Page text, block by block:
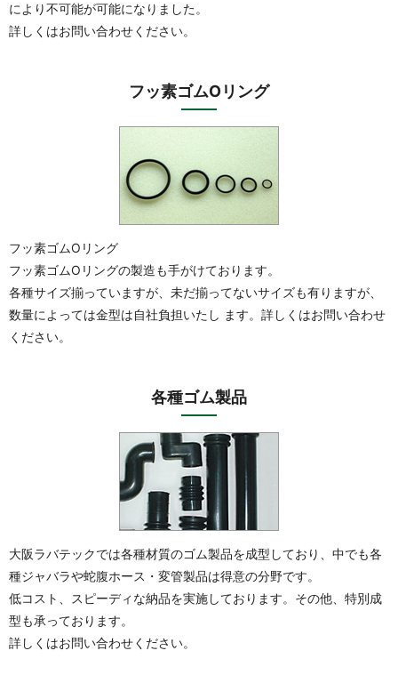
により不可能が可能になりました。
詳しくはお問い合わせください。
フッ素ゴムOリング
フッ素ゴムOリング
フッ素ゴムOリングの製造も手がけております。
各種サイズ揃っていますが、未だ揃ってないサイズも有りますが、
数量によっては金型は自社負担いたし ます。詳しくはお問い合わせ
ください。
各種ゴム製品
大阪ラバテックでは各種材質のゴム製品を成型しており、中でも各
種ジャバラや蛇腹ホース・変管製品は得意の分野です。
低コスト、スピーディな納品を実施しております。その他、特別成
型も承っております。
詳しくはお問い合わせください。